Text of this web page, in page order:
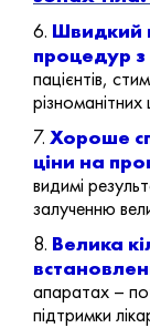
6. Швидкий
процедур
пацієнтів,
різноманітних
7. Хороше
ціни на
видимі
залученню
8. Велика
апаратах –
підтримки